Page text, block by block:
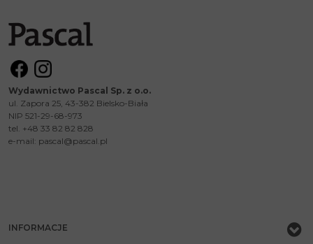
Wydawnictwo Pascal Sp. z o.o.
ul. Zapora 25, 43-382 Bielsko-Biała
NIP 521-29-68-973
tel. +48 33 82 82 828
e-mail: pascal@pascal.pl
INFORMACJE